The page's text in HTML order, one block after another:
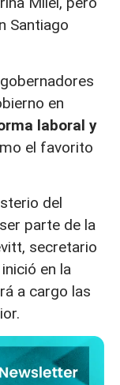
Santiago
en
laboral y
el favorito
del
parte de la
secretario
en la
a cargo las